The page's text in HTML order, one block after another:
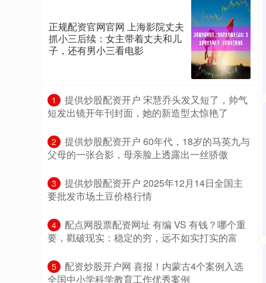
正规配资官网官网 上海影院丈夫
抓小三后续：女主带着丈夫和儿
子，还有男小三看电影
1
​提供炒股配资开户 宋慧乔头发又短了，帅气
短发出镜开年刊封面，她的新造型太惊艳了
2
​提供炒股配资开户 60年代，18岁的马英九与
父母的一张合影，母亲脸上透露出一丝骄傲
3
​提供炒股配资开户 2025年12月14日全国主
要批发市场土豆价格行情
4
​配点网股票配资网址 有编 VS 有钱？哪个重
要，戳破现实：稳定的穷，远不如实打实的富
5
​配资炒股开户网 喜报！内蒙古4个案例入选
全国中小学科学教育工作优秀案例